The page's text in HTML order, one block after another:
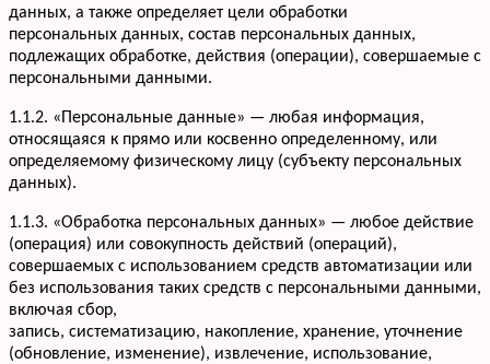
данных, а также определяет цели обработки
персональных данных, состав персональных данных,
подлежащих обработке, действия (операции), совершаемые с
персональными данными.
1.1.2. «Персональные данные» — любая информация,
относящаяся к прямо или косвенно определенному, или
определяемому физическому лицу (субъекту персональных
данных).
1.1.3. «Обработка персональных данных» — любое действие
(операция) или совокупность действий (операций),
совершаемых с использованием средств автоматизации или
без использования таких средств с персональными данными,
включая сбор,
запись, систематизацию, накопление, хранение, уточнение
(обновление, изменение), извлечение, использование,